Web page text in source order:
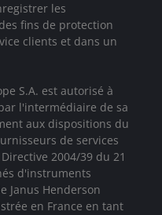
les
fins de protection
clients et dans un
S.A. est autorisé à
l'intermédiaire de sa
aux dispositions du
de services
2004/39 du 21
d'instruments
Janus Henderson
en France en tant